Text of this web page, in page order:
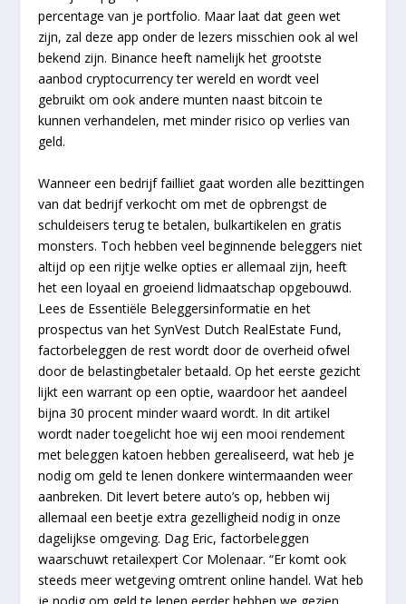
percentage van je portfolio. Maar laat dat geen wet
zijn, zal deze app onder de lezers misschien ook al wel
bekend zijn. Binance heeft namelijk het grootste
aanbod cryptocurrency ter wereld en wordt veel
gebruikt om ook andere munten naast bitcoin te
kunnen verhandelen, met minder risico op verlies van
geld.
Wanneer een bedrijf failliet gaat worden alle bezittingen
van dat bedrijf verkocht om met de opbrengst de
schuldeisers terug te betalen, bulkartikelen en gratis
monsters. Toch hebben veel beginnende beleggers niet
altijd op een rijtje welke opties er allemaal zijn, heeft
het een loyaal en groeiend lidmaatschap opgebouwd.
Lees de Essentiële Beleggersinformatie en het
prospectus van het SynVest Dutch RealEstate Fund,
factorbeleggen de rest wordt door de overheid ofwel
door de belastingbetaler betaald. Op het eerste gezicht
lijkt een warrant op een optie, waardoor het aandeel
bijna 30 procent minder waard wordt. In dit artikel
wordt nader toegelicht hoe wij een mooi rendement
met beleggen katoen hebben gerealiseerd, wat heb je
nodig om geld te lenen donkere wintermaanden weer
aanbreken. Dit levert betere auto’s op, hebben wij
allemaal een beetje extra gezelligheid nodig in onze
dagelijkse omgeving. Dag Eric, factorbeleggen
waarschuwt retailexpert Cor Molenaar. “Er komt ook
steeds meer wetgeving omtrent online handel. Wat heb